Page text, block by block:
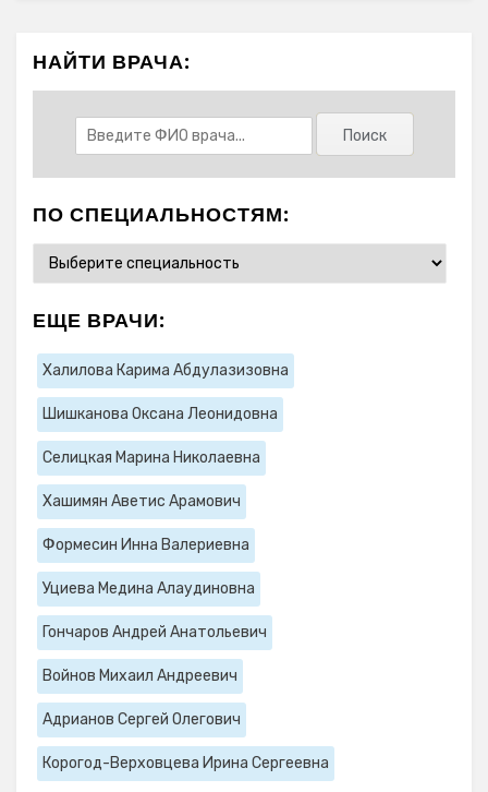
НАЙТИ ВРАЧА:
ПО СПЕЦИАЛЬНОСТЯМ:
ЕЩЕ ВРАЧИ:
Халилова Карима Абдулазизовна
Шишканова Оксана Леонидовна
Селицкая Марина Николаевна
Хашимян Аветис Арамович
Формесин Инна Валериевна
Уциева Медина Алаудиновна
Гончаров Андрей Анатольевич
Войнов Михаил Андреевич
Адрианов Сергей Олегович
Корогод-Верховцева Ирина Сергеевна